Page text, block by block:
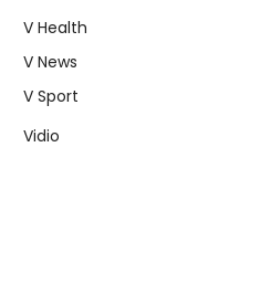
V Health
V News
V Sport
Vidio